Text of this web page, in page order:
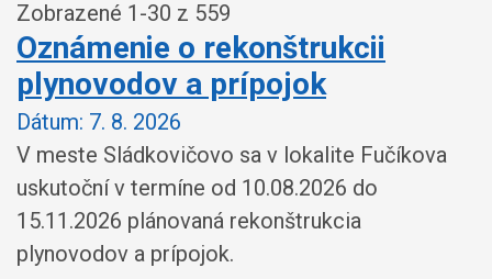
Zobrazené 1 -30 z 559
Oznámenie o rekonštrukcii
plynovodov a prípojok
Dátum: 7. 8. 2026
V meste Sládkovičovo sa v lokalite Fučíkova
uskutoční v termíne od 10.08.2026 do
15.11.2026 plánovaná rekonštrukcia
plynovodov a prípojok.